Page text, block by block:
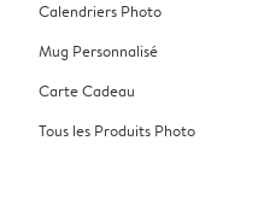
Calendriers Photo
Mug Personnalisé
Carte Cadeau
Tous les Produits Photo